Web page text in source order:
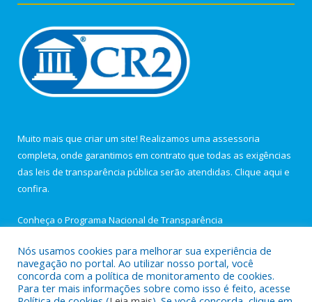
Muito mais que criar um site! Realizamos uma assessoria
completa, onde garantimos em contrato que todas as exigências
das leis de transparência pública serão atendidas. Clique aqui e
confira.
Conheça o Programa Nacional de Transparência
Todos os direitos reservados a Câmara Municipal de Igarapé-
Nós usamos cookies para melhorar sua experiência de
navegação no portal. Ao utilizar nosso portal, você
concorda com a política de monitoramento de cookies.
Para ter mais informações sobre como isso é feito, acesse